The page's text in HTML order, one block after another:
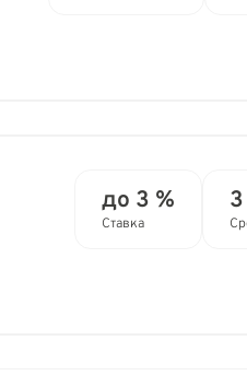
до 3 %
Ставка